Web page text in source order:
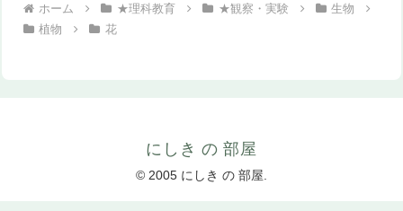
ホーム ★理科教育 ★観察・実験
生物
植物
花
にしき の 部屋
© 2005 にしき の 部屋.